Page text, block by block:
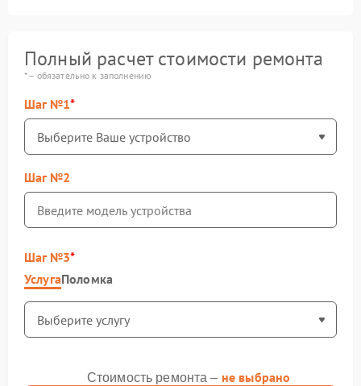
Полный расчет стоимости ремонта
* – обязательно к заполнению
Шаг №1
Шаг №2
Шаг №3
УслугаПоломка
Стоимость ремонта – не выбрано